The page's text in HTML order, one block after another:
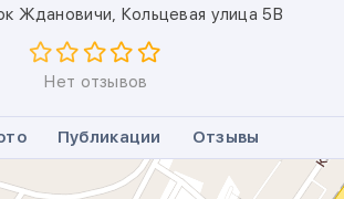
Ждановичи, Кольцевая улица 5В
Нет отзывов
Публикации Отзывы